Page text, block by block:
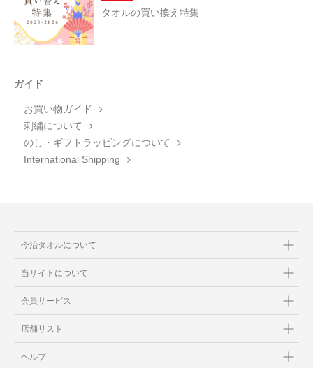
タオルの買い換え特集
ガイド
お買い物ガイド
刺繍について
のし・ギフトラッピングについて
International Shipping
今治タオルについて
当サイトについて
会員サービス
店舗リスト
ヘルプ